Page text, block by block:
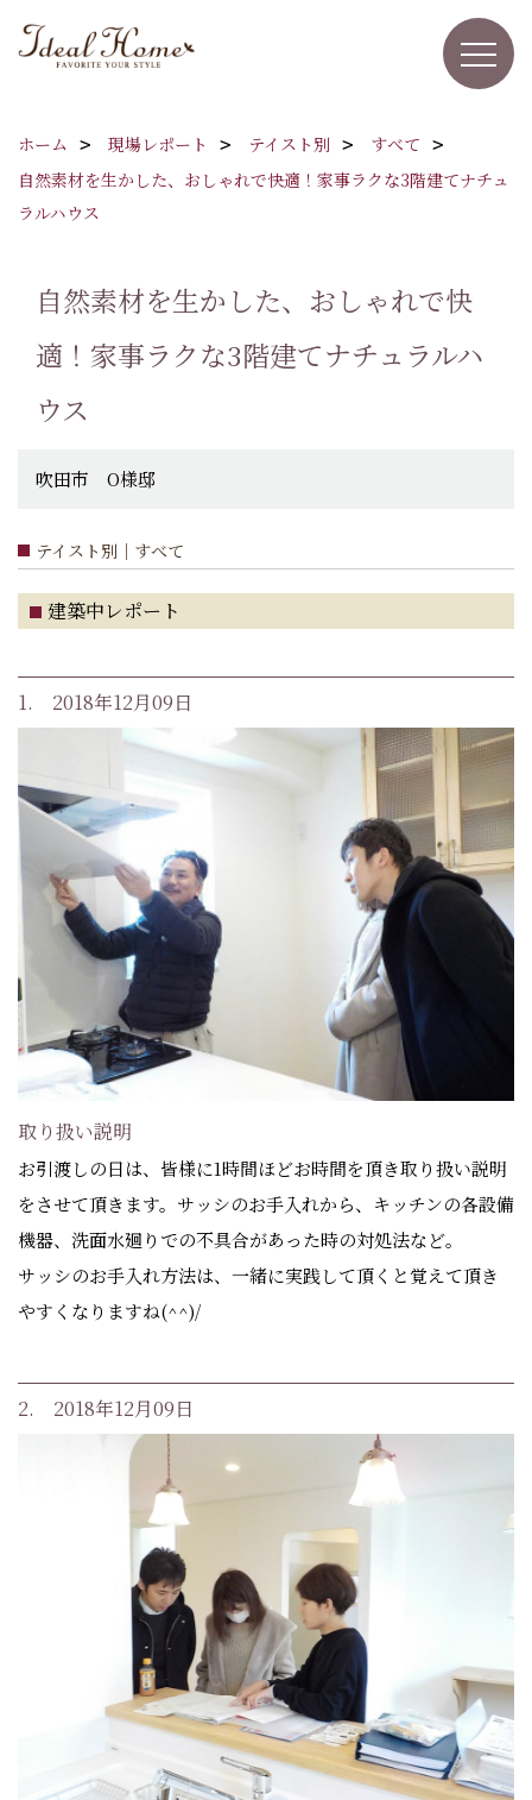
ホーム 現場レポート テイスト別
すべて
自然素材を生かした、おしゃれで快適！家事ラクな3階建てナチュ
ラルハウス
自然素材を生かした、おしゃれで快
適！家事ラクな3階建てナチュラルハ
ウス
吹田市 O様邸
テイスト別｜すべて
建築中レポート
1. 2018年12月09日
取り扱い説明
お引渡しの日は、皆様に1時間ほどお時間を頂き取り扱い説明
をさせて頂きます。サッシのお手入れから、キッチンの各設備
機器、洗面水廻りでの不具合があった時の対処法など。
サッシのお手入れ方法は、一緒に実践して頂くと覚えて頂き
やすくなりますね(^^)/
2. 2018年12月09日